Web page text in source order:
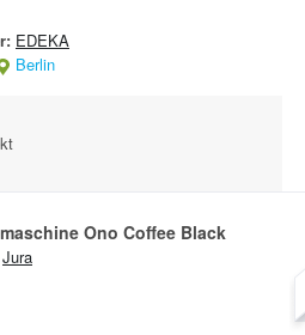
EDEKA
Berlin
Ono Coffee Black
Jura